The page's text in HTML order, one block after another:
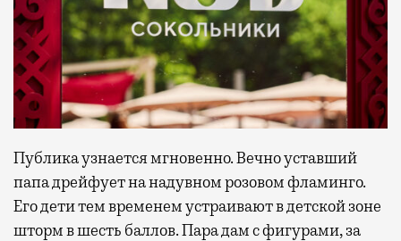
Публика узнается мгновенно. Вечно уставший
папа дрейфует на надувном розовом фламинго.
Его дети тем временем устраивают в детской зоне
шторм в шесть баллов. Пара дам с фигурами, за